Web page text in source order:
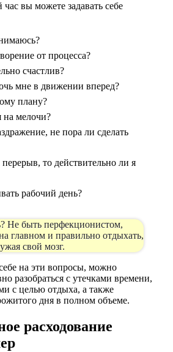
вы можете задавать себе
от процесса?
счастлив?
мне в движении вперед?
плану?
на мелочи?
не пора ли сделать
то действительно ли я
рабочий день?
Не быть перфекционистом,
главном и правильно отдыхать,
свой мозг.
на эти вопросы, можно
разобраться с утечками времени,
с целью отдыха, а также
дня в полном объеме.
расходование